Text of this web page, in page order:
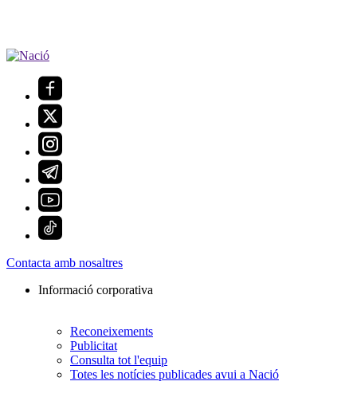
Contacta amb nosaltres
Informació corporativa
Reconeixements
Publicitat
Consulta tot l'equip
Totes les notícies publicades avui a Nació